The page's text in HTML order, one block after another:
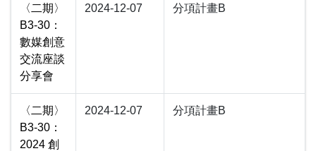
〈二期〉
B3-30：
數媒創意
交流座談
分享會
2024-12-07 分項計畫B
〈二期〉
B3-30：
2024 創
2024-12-07 分項計畫B